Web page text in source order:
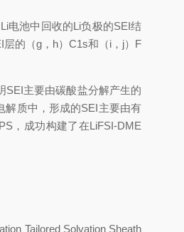
电池中回收的Li负极的SEI结
层的（g， h） C1s和（i ， j） F
SEI主要由碳酸盐分解产生的
解质中，形成的SEI主要由有
，成功构建了在LiFSI-DME
Tailored Solvation Sheath